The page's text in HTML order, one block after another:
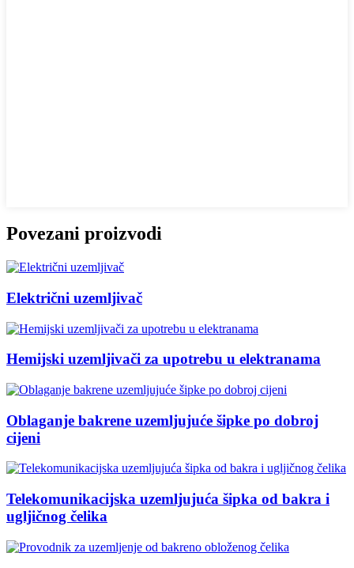
Povezani proizvodi
Električni uzemljivač
Hemijski uzemljivači za upotrebu u elektranama
Oblaganje bakrene uzemljujuće šipke po dobroj
cijeni
Telekomunikacijska uzemljujuća šipka od bakra i
ugljičnog čelika